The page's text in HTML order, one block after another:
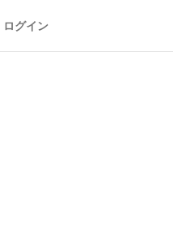
ログイン